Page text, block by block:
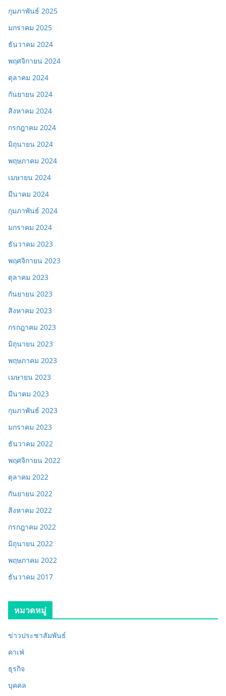
กุมภาพันธ์ 2025
มกราคม 2025
ธันวาคม 2024
พฤศจิกายน 2024
ตุลาคม 2024
กันยายน 2024
สิงหาคม 2024
กรกฎาคม 2024
มิถุนายน 2024
พฤษภาคม 2024
เมษายน 2024
มีนาคม 2024
กุมภาพันธ์ 2024
มกราคม 2024
ธันวาคม 2023
พฤศจิกายน 2023
ตุลาคม 2023
กันยายน 2023
สิงหาคม 2023
กรกฎาคม 2023
มิถุนายน 2023
พฤษภาคม 2023
เมษายน 2023
มีนาคม 2023
กุมภาพันธ์ 2023
มกราคม 2023
ธันวาคม 2022
พฤศจิกายน 2022
ตุลาคม 2022
กันยายน 2022
สิงหาคม 2022
กรกฎาคม 2022
มิถุนายน 2022
พฤษภาคม 2022
ธันวาคม 2017
หมวดหมู่
ข่าวประชาสัมพันธ์
คาเฟ่
ธุรกิจ
บุคคล